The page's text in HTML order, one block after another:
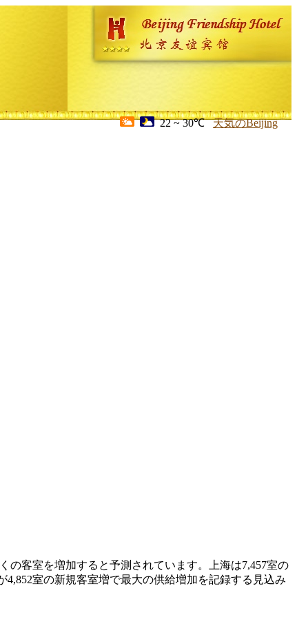
22 ~ 30℃ 天気のBeijing
の客室を増加すると予測されています。上海は7,457室の
室の新規客室増で最大の供給増加を記録する見込み